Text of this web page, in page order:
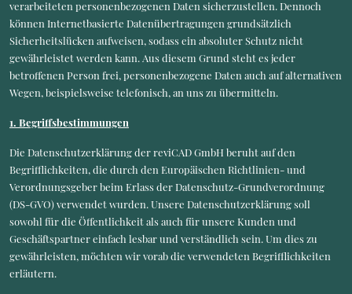
verarbeiteten personenbezogenen Daten sicherzustellen. Dennoch
können Internetbasierte Datenübertragungen grundsätzlich
Sicherheitslücken aufweisen, sodass ein absoluter Schutz nicht
gewährleistet werden kann. Aus diesem Grund steht es jeder
betroffenen Person frei, personenbezogene Daten auch auf alternativen
Wegen, beispielsweise telefonisch, an uns zu übermitteln.
1. Begriffsbestimmungen
Die Datenschutzerklärung der reviCAD GmbH beruht auf den
Begrifflichkeiten, die durch den Europäischen Richtlinien- und
Verordnungsgeber beim Erlass der Datenschutz-Grundverordnung
(DS-GVO) verwendet wurden. Unsere Datenschutzerklärung soll
sowohl für die Öffentlichkeit als auch für unsere Kunden und
Geschäftspartner einfach lesbar und verständlich sein. Um dies zu
gewährleisten, möchten wir vorab die verwendeten Begrifflichkeiten
erläutern.